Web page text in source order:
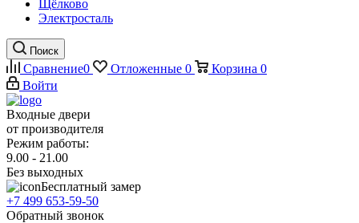
Щёлково
Электросталь
Поиск
Сравнение0 Отложенные 0 Корзина 0
Войти
Входные двери
от производителя
Режим работы:
9.00 - 21.00
Без выходных
Бесплатный замер
+7 499 653-59-50
Обратный звонок